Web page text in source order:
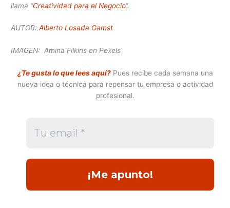
llama “Creatividad para el Negocio“.
AUTOR:Alberto Losada Gamst
IMAGEN: Amina Filkins en Pexels
¿Te gusta lo que lees aquí?Pues recibe cada semana una
nueva idea o técnica para repensar tu empresa o actividad
profesional.